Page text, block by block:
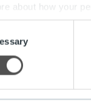
about how your
to personalise
about your use of
that you’ve